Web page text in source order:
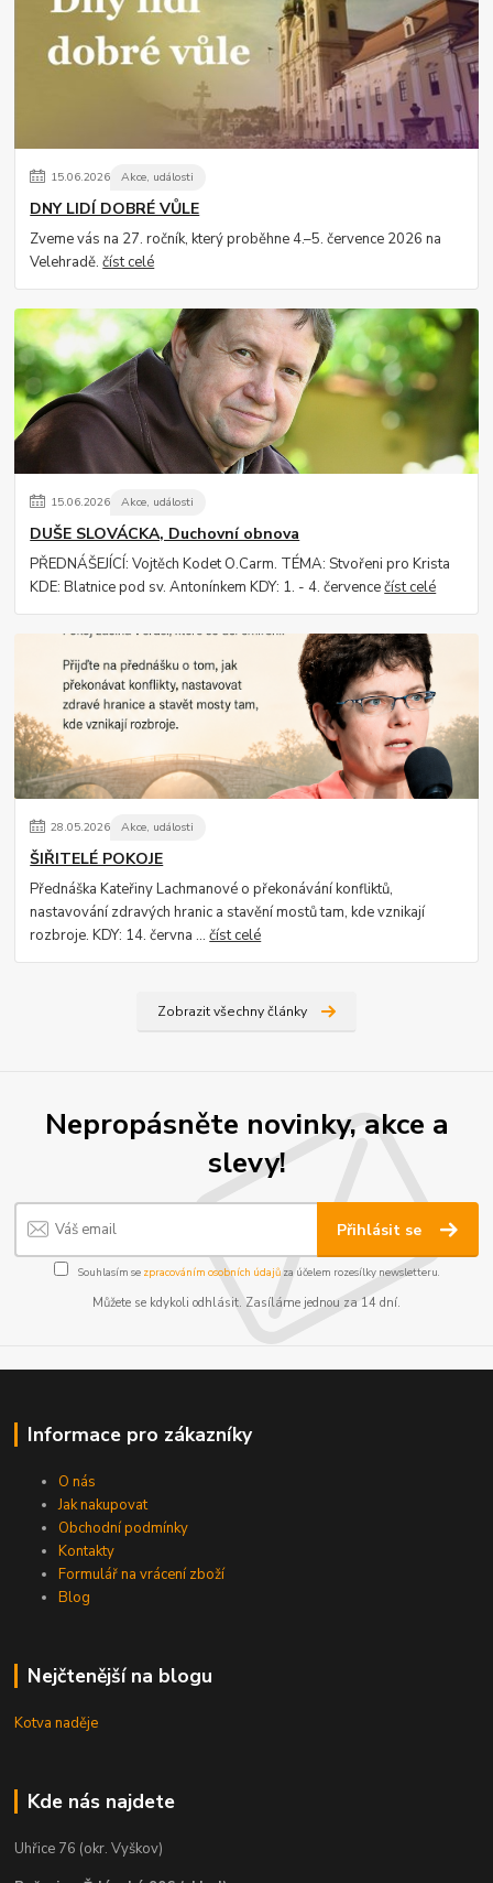
15.06.2026 Akce, události
DNY LIDÍ DOBRÉ VŮLE
Zveme vás na 27. ročník, který proběhne 4.–5. července 2026 na
Velehradě.číst celé
15.06.2026 Akce, události
DUŠE SLOVÁCKA, Duchovní obnova
PŘEDNÁŠEJÍCÍ: Vojtěch Kodet O.Carm. TÉMA: Stvořeni pro Krista
KDE: Blatnice pod sv. Antonínkem KDY: 1. - 4. červencečíst celé
28.05.2026 Akce, události
ŠIŘITELÉ POKOJE
Přednáška Kateřiny Lachmanové o překonávání konfliktů,
nastavování zdravých hranic a stavění mostů tam, kde vznikají
rozbroje. KDY: 14. června ...číst celé
Zobrazit všechny články
Nepropásněte novinky, akce a
slevy!
Přihlásit se
Souhlasím se zpracováním osobních údajůza účelem rozesílky newsletteru.
Můžete se kdykoli odhlásit. Zasíláme jednou za 14 dní.
Informace pro zákazníky
O nás
Jak nakupovat
Obchodní podmínky
Kontakty
Formulář na vrácení zboží
Blog
Nejčtenější na blogu
Kotva naděje
Kde nás najdete
Uhřice 76 (okr. Vyškov)